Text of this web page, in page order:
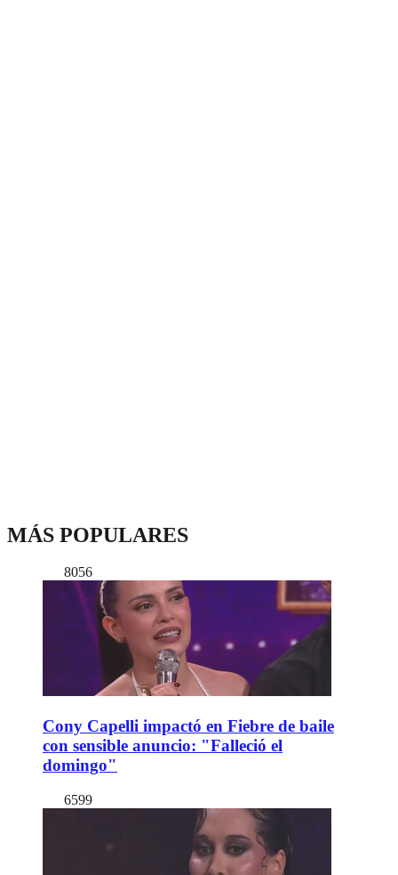
MÁS POPULARES
8056
Cony Capelli impactó en Fiebre de baile
con sensible anuncio: "Falleció el
domingo"
6599